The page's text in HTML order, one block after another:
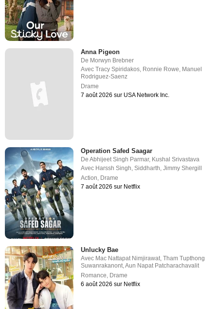
Anna Pigeon
De Morwyn Brebner
AvecTracy Spiridakos Ronnie Rowe Manuel
Rodriguez-Saenz
Drame
7 août 2026 sur USA Network Inc.
Operation Safed Saagar
DeAbhijeet Singh Parmar, Kushal Srivastava
Avec Harssh Singh,Siddharth,Jimmy Shergill
Action, Drame
7 août 2026 sur Netflix
Unlucky Bae
Avec Mac Nattapat Nimjirawat,Tham Tupthong
Suwanrakanont,Aun Napat Patcharachavalit
Romance, Drame
6 août 2026 sur Netflix